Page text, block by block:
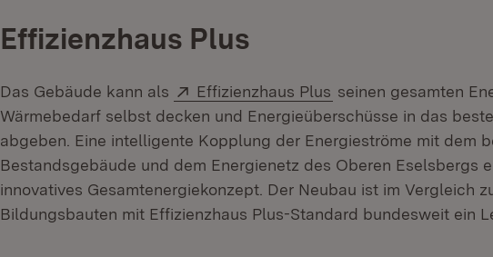
Effizienzhaus Plus
Das Gebäude kann als Extern:
Effizienzhaus Plus (Öffnet in neuem
seinen gesamten
Wärmebedarf selbst decken und Energieüberschüsse in das
abgeben. Eine intelligente Kopplung der Energieströme mit dem
Bestandsgebäude und dem Energienetz des Oberen Eselsbergs
innovatives Gesamtenergiekonzept. Der Neubau ist im Vergleich
Bildungsbauten mit Effizienzhaus Plus-Standard bundesweit ein